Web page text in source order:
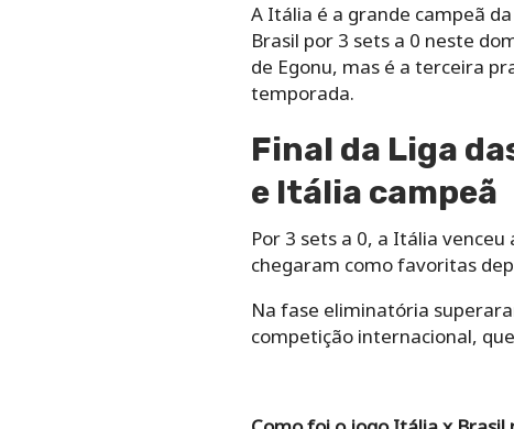
A Itália é a grande campeã
Brasil por 3 sets a 0 neste
de Egonu, mas é a terceira
temporada.
Final da Liga
e Itália campeã
Por 3 sets a 0, a Itália
chegaram como favoritas
Na fase eliminatória
competição internacional,